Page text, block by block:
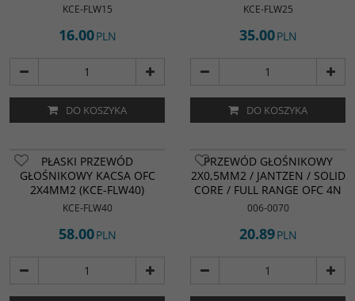
KCE-FLW15
16.00PLN
DO KOSZYKA
KCE-FLW25
35.00PLN
DO KOSZYKA
PŁASKI PRZEWÓD
GŁOŚNIKOWY KACSA OFC
2X4MM2 (KCE-FLW40)
KCE-FLW40
58.00PLN
PRZEWÓD GŁOŚNIKOWY
2X0,5MM2 / JANTZEN / SOLID
CORE / FULL RANGE OFC 4N
006-0070
20.89PLN